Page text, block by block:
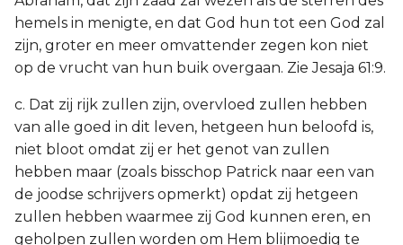
hemels in menigte, en dat God hun tot een God zal
zijn, groter en meer omvattender zegen kon niet
op de vrucht van hun buik overgaan. Zie Jesaja 61:9.
c. Dat zij rijk zullen zijn, overvloed zullen hebben
van alle goed in dit leven, hetgeen hun beloofd is,
niet bloot omdat zij er het genot van zullen
hebben maar (zoals bisschop Patrick naar een van
de joodse schrijvers opmerkt) opdat zij hetgeen
zullen hebben waarmee zij God kunnen eren, en
geholpen zullen worden om Hem blijmoedig te